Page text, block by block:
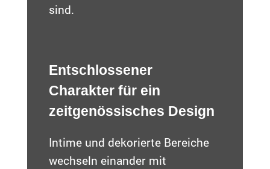
sind.
Entschlossener
Charakter für ein
zeitgenössisches Design
Intime und dekorierte Bereiche
wechseln einander mit